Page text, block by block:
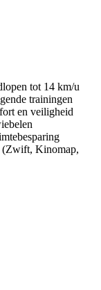
tot 14 km/u
trainingen
en veiligheid
(Zwift, Kinomap,